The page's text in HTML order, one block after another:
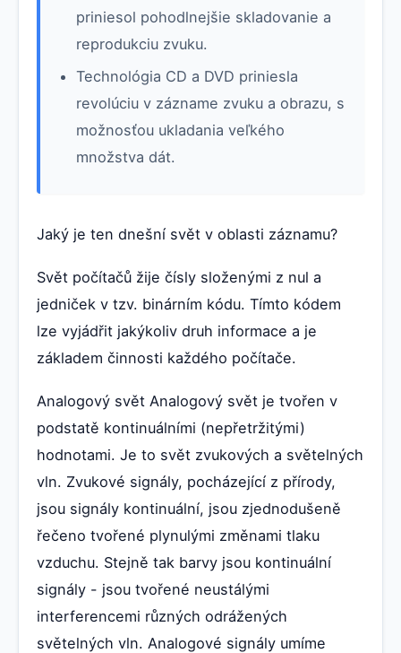
priniesol pohodlnejšie skladovanie a
reprodukciu zvuku.
Technológia CD a DVD priniesla
revolúciu v zázname zvuku a obrazu, s
možnosťou ukladania veľkého
množstva dát.
Jaký je ten dnešní svět v oblasti záznamu?
Svět počítačů žije čísly složenými z nul a
jedniček v tzv. binárním kódu. Tímto kódem
lze vyjádřit jakýkoliv druh informace a je
základem činnosti každého počítače.
Analogový svět Analogový svět je tvořen v
podstatě kontinuálními (nepřetržitými)
hodnotami. Je to svět zvukových a světelných
vln. Zvukové signály, pocházející z přírody,
jsou signály kontinuální, jsou zjednodušeně
řečeno tvořené plynulými změnami tlaku
vzduchu. Stejně tak barvy jsou kontinuální
signály - jsou tvořené neustálými
interferencemi různých odrážených
světelných vln. Analogové signály umíme